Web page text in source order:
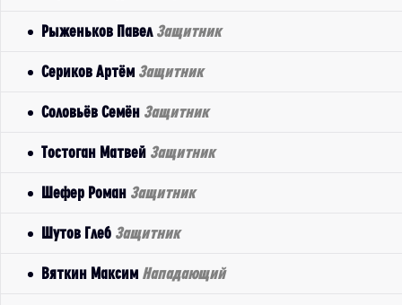
Рыженьков Павел Защитник
Сериков Артём Защитник
Соловьёв Семён Защитник
Тостоган Матвей Защитник
Шефер Роман Защитник
Шутов Глеб Защитник
Вяткин Максим Нападающий